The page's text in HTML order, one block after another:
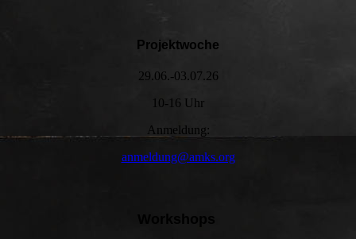
Projektwoche
29.06.-03.07.26
10-16 Uhr
Anmeldung:
anmeldung@amks.org